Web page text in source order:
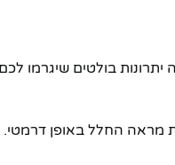
בולטים שיגרמו
מראה החלל באופן